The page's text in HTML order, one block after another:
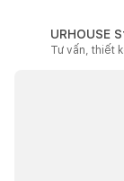
URHOUSE
Tư vấn, thiết